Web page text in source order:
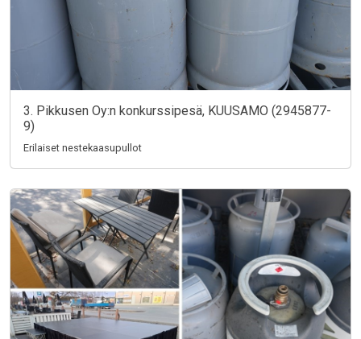
3. Pikkusen Oy:n konkurssipesä, KUUSAMO (2945877-
9)
Erilaiset nestekaasupullot